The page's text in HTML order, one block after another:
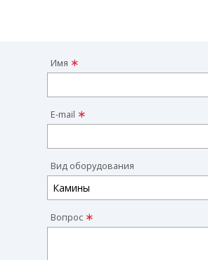
Имя
E-mail
Вид оборудования
Вопрос